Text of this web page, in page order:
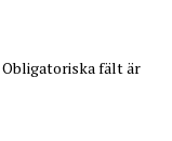
Obligatoriska fält är